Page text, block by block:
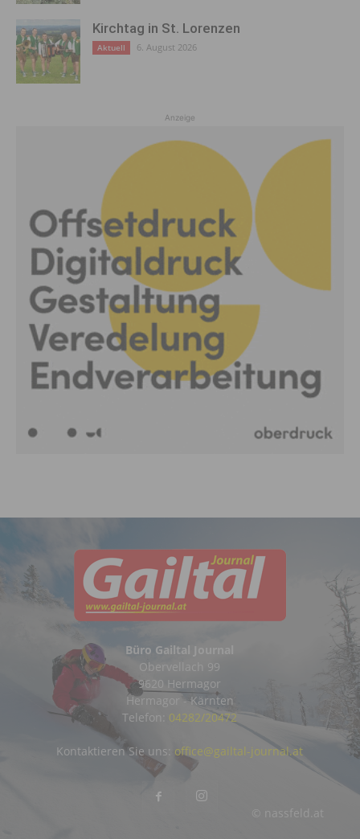
Kirchtag in St. Lorenzen
Aktuell 6. August 2026
Anzeige
Büro Gailtal Journal
Obervellach 99
9620 Hermagor
Hermagor - Kärnten
Telefon: 04282/20472
© nassfeld.at
Kontaktieren Sie uns: office@gailtal-journal.at